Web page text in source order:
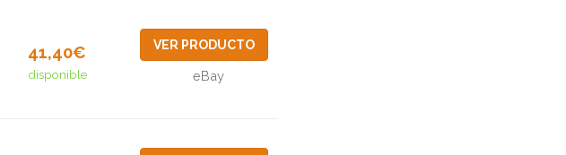
41,40€
disponible
VER PRODUCTO
eBay